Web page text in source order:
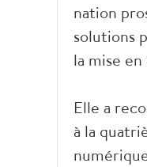
nation
solutions
la mise
Elle a
à la